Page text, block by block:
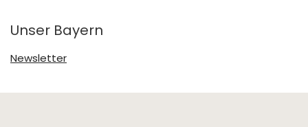
Unser Bayern
Newsletter